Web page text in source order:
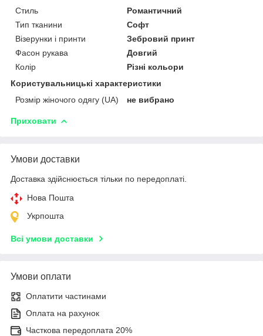
Стиль
Романтичний
Тип тканини
Софт
Візерунки і принти
Зебровий принт
Фасон рукава
Довгий
Колір
Різні кольори
Користувальницькі характеристики
Розмір жіночого одягу (UA)
не вибрано
Приховати
Умови доставки
Доставка здійснюється тільки по передоплаті.
Нова Пошта
Укрпошта
Всі умови доставки
Умови оплати
Оплатити частинами
Оплата на рахунок
Часткова передоплата 20%